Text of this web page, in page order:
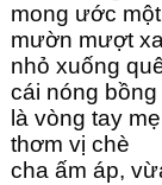
mong ước
mườn mượt
nhỏ xuống
cái nóng bồng
là vòng tay
thơm vị chè
cha ấm áp,